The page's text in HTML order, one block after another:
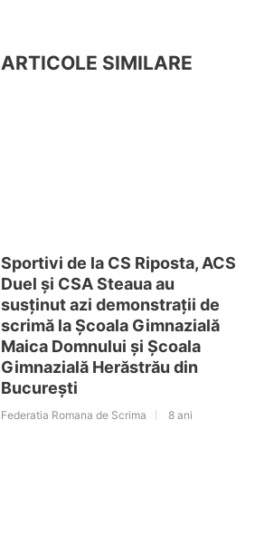
ARTICOLE SIMILARE
Sportivi de la CS Riposta, ACS
Duel și CSA Steaua au
susținut azi demonstrații de
scrimă la Școala Gimnazială
Maica Domnului și Școala
Gimnazială Herăstrău din
București
Federatia Romana de Scrima 8 ani